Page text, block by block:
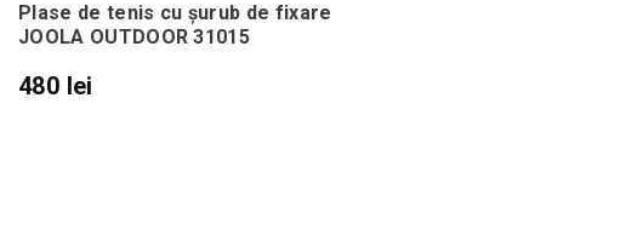
Plase de tenis cu şurub de fixare
JOOLA OUTDOOR 31015
480 lei